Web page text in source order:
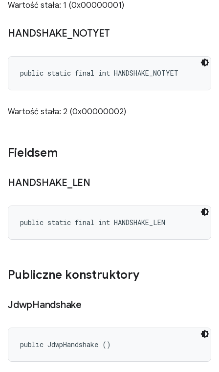
Wartość stała: 1 (0x00000001)
HANDSHAKE NOTYET
public static final int HANDSHAKE_NOTYET
Wartość stała: 2 (0x00000002)
Fieldsem
HANDSHAKE LEN
public static final int HANDSHAKE_LEN
Publiczne konstruktory
JdwpHandshake
public JdwpHandshake ()